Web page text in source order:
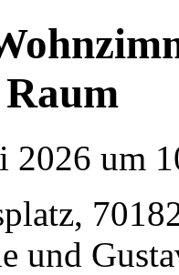
2026 um
und